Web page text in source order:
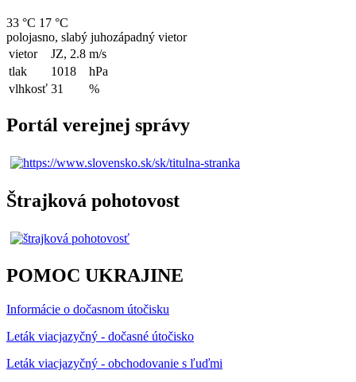
33 °C 17 °C
polojasno, slabý juhozápadný vietor
vietor
JZ, 2.8 m/s
tlak
1018
hPa
vlhkosť 31 %
Portál verejnej správy
Štrajková pohotovost
POMOC UKRAJINE
Informácie o dočasnom útočisku
Leták viacjazyčný - dočasné útočisko
Leták viacjazyčný - obchodovanie s ľuďmi